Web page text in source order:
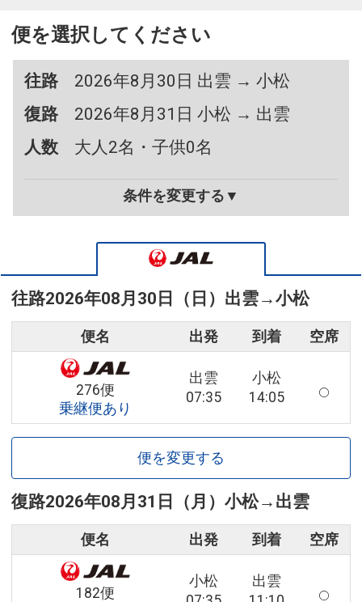
便を選択してください
往路
2026年8月30日 出雲 → 小松
復路
2026年8月31日 小松 → 出雲
人数
大人2名・子供0名
条件を変更する▼
往路2026年08月30日（日） 出雲→小松
便名 出発 到着 空席
276便
乗継便あり
出雲
07:35
小松
14:05
便を変更する
復路2026年08月31日（月） 小松→ 出雲
便名 出発 到着 空席
182便
小松
出雲